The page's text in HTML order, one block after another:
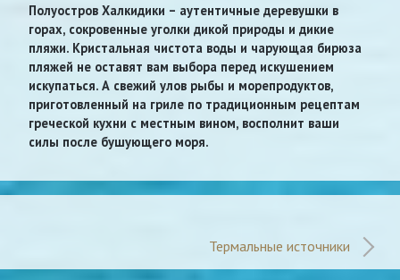
Полуостров Халкидики – аутентичные деревушки в
горах, сокровенные уголки дикой природы и дикие
пляжи. Кристальная чистота воды и чарующая бирюза
пляжей не оставят вам выбора перед искушением
искупаться. А свежий улов рыбы и морепродуктов,
приготовленный на гриле по традиционным рецептам
греческой кухни с местным вином, восполнит ваши
силы после бушующего моря.
Термальные источники